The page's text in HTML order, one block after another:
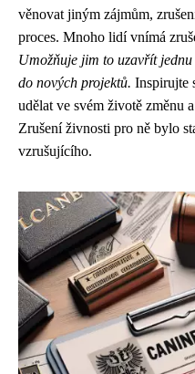
věnovat jiným zájmům,
proces. Mnoho lidí vnímá
Umožňuje jim to uzavřít
do nových projektů. Inspirujte
udělat ve svém životě změnu
Zrušení živnosti pro ně bylo
vzrušujícího.